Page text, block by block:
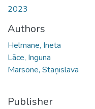
2023
Authors
Helmane, Ineta
Lāce, Inguna
Marsone, Staņislava
Publisher